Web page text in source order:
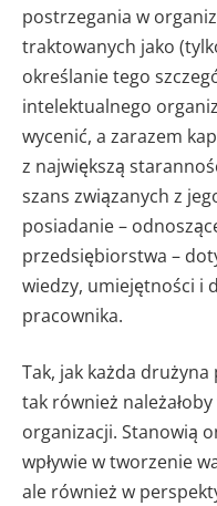
postrzegania w
traktowanych jako
określanie tego
intelektualnego
wycenić, a zarazem
z największą
szans związanych z
posiadanie –
przedsiębiorstwa –
wiedzy, umiejętności i
pracownika.
Tak, jak każda drużyna
tak również
organizacji. Stanowią
wpływie w tworzenie
ale również w